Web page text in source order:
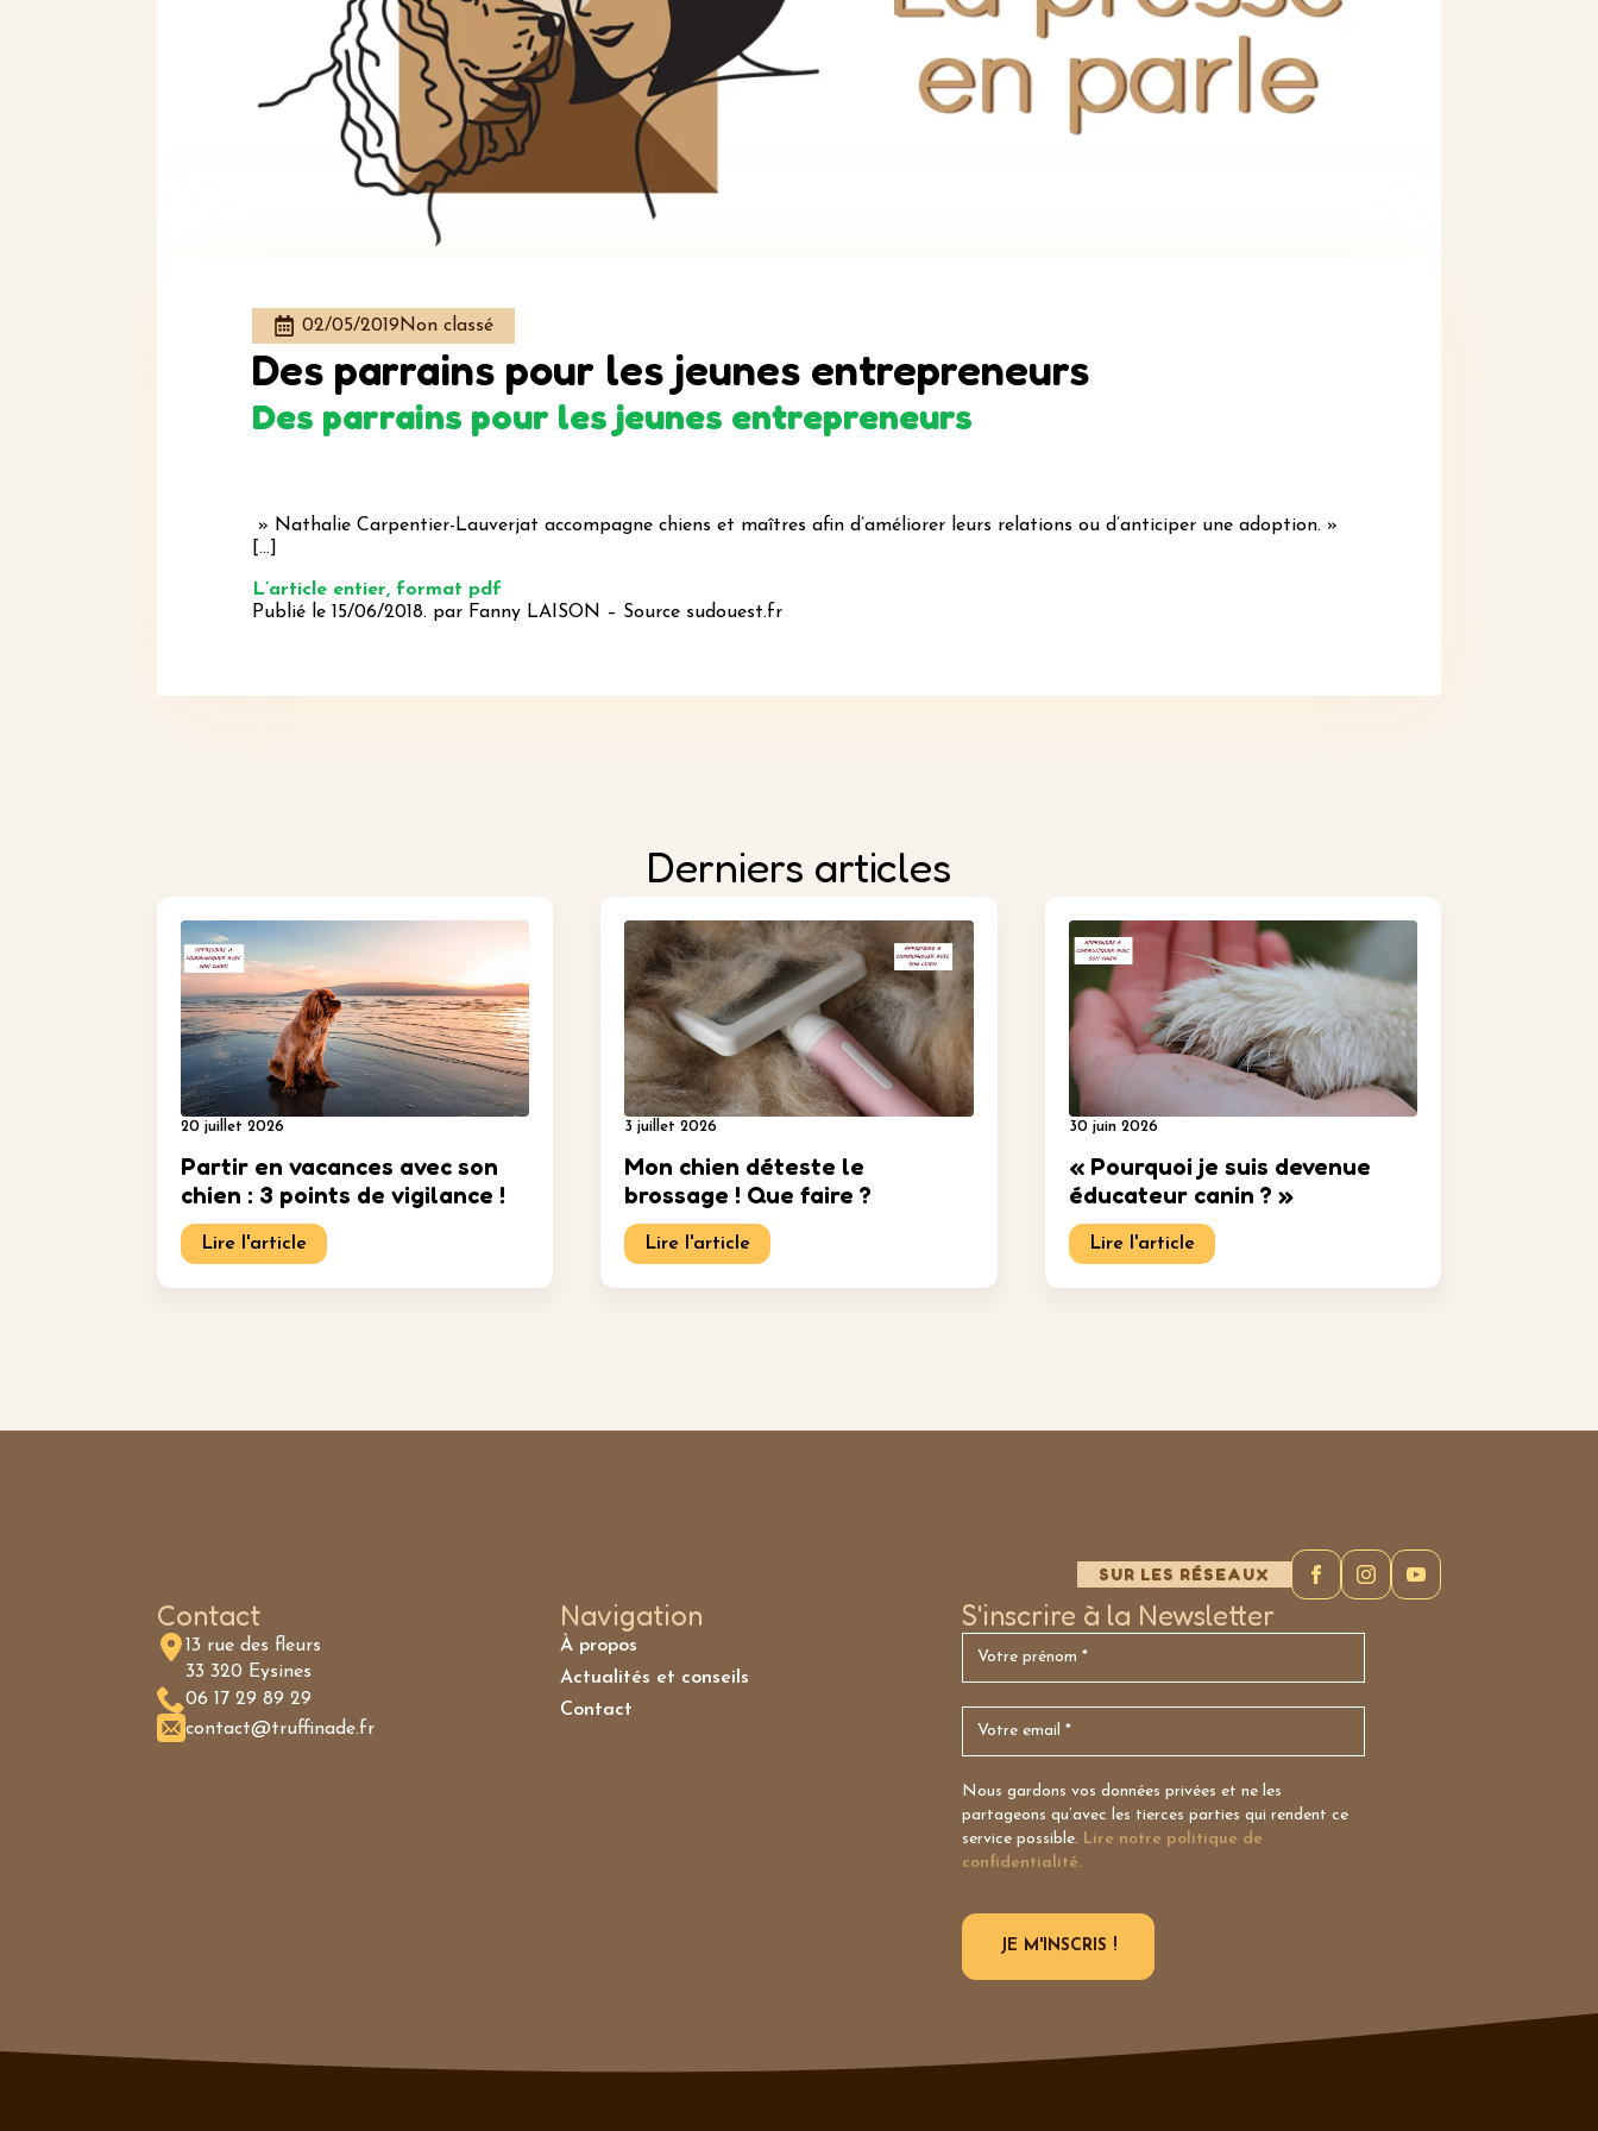
02/05/2019 Non classé
Des parrains pour les jeunes entrepreneurs
Des parrains pour les jeunes entrepreneurs
» Nathalie Carpentier-Lauverjat accompagne chiens et maîtres afin d’améliorer leurs relations ou d’anticiper une adoption. »
[…]
L’article entier, format pdf
Publié le 15/06/2018. par Fanny LAISON – Source sudouest.fr
Derniers articles
Partir en vacances avec son
chien : 3 points de vigilance !
20 juillet 2026
Lire l'article
Mon chien déteste le
brossage ! Que faire ?
3 juillet 2026
Lire l'article
« Pourquoi je suis devenue
éducateur canin ? »
30 juin 2026
Lire l'article
SUR LES RÉSEAUX
Contact
13 rue des fleurs
33 320 Eysines
06 17 29 89 29
contact@truffinade.fr
Navigation
À propos
Actualités et conseils
Contact
S'inscrire à la Newsletter
Nous gardons vos données privées et ne les
partageons qu’avec les tierces parties qui rendent ce
service possible. Lire notre politique de
confidentialité.